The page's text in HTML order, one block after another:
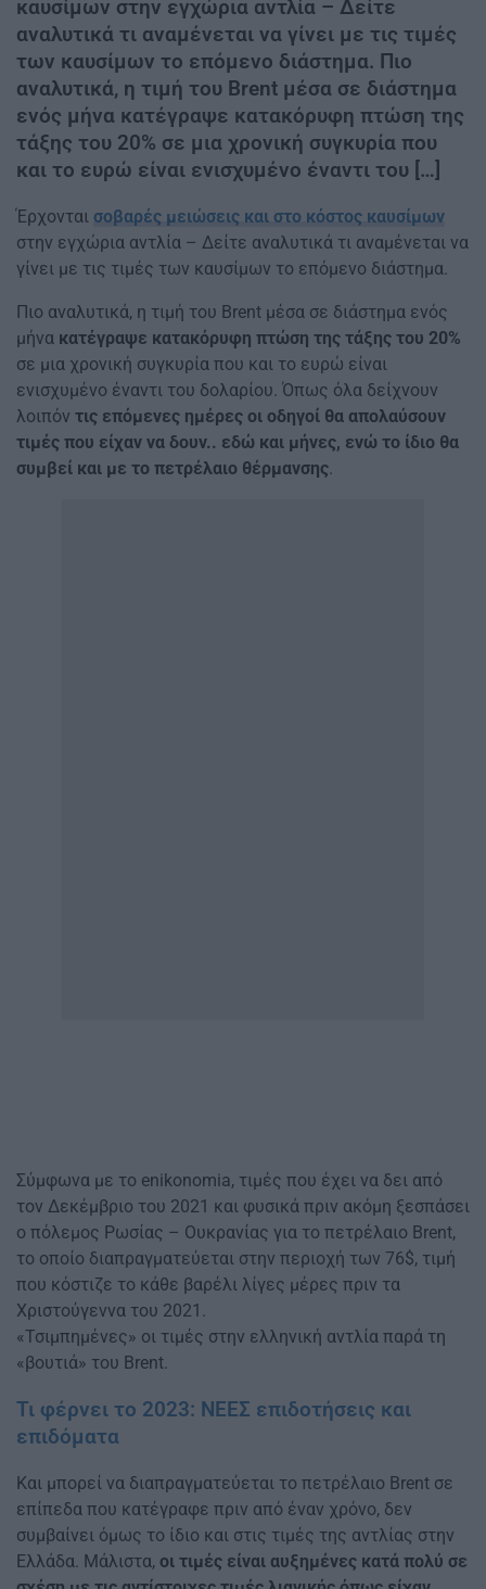
καυσίμων στην εγχώρια αντλία – Δείτε
αναλυτικά τι αναμένεται να γίνει με τις τιμές
των καυσίμων το επόμενο διάστημα. Πιο
αναλυτικά, η τιμή του Brent μέσα σε διάστημα
ενός μήνα κατέγραψε κατακόρυφη πτώση της
τάξης του 20% σε μια χρονική συγκυρία που
και το ευρώ είναι ενισχυμένο έναντι του […]
Έρχονται σοβαρές μειώσεις και στο κόστος καυσίμων
στην εγχώρια αντλία – Δείτε αναλυτικά τι αναμένεται να
γίνει με τις τιμές των καυσίμων το επόμενο διάστημα.
Πιο αναλυτικά, η τιμή του Brent μέσα σε διάστημα ενός
μήνα κατέγραψε κατακόρυφη πτώση της τάξης του 20%
σε μια χρονική συγκυρία που και το ευρώ είναι
ενισχυμένο έναντι του δολαρίου. Όπως όλα δείχνουν
λοιπόν τις επόμενες ημέρες οι οδηγοί θα απολαύσουν
τιμές που είχαν να δουν.. εδώ και μήνες, ενώ το ίδιο θα
συμβεί και με το πετρέλαιο θέρμανσης.
Σύμφωνα με το enikonomia, τιμές που έχει να δει από
τον Δεκέμβριο του 2021 και φυσικά πριν ακόμη ξεσπάσει
ο πόλεμος Ρωσίας – Ουκρανίας για το πετρέλαιο Brent,
το οποίο διαπραγματεύεται στην περιοχή των 76$, τιμή
που κόστιζε το κάθε βαρέλι λίγες μέρες πριν τα
Χριστούγεννα του 2021.
«Τσιμπημένες» οι τιμές στην ελληνική αντλία παρά τη
«βουτιά» του Brent.
Τι φέρνει το 2023: ΝΕΕΣ επιδοτήσεις και
επιδόματα
Και μπορεί να διαπραγματεύεται το πετρέλαιο Brent σε
επίπεδα που κατέγραφε πριν από έναν χρόνο, δεν
συμβαίνει όμως το ίδιο και στις τιμές της αντλίας στην
Ελλάδα. Μάλιστα, οι τιμές είναι αυξημένες κατά πολύ σε